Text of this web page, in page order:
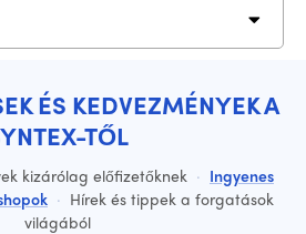
ÉS KEDVEZMÉNYEK A
TŐL
kizárólag előfizetőknek · Ingyenes
· Hírek és tippek a forgatások
világából